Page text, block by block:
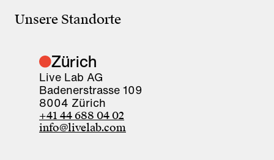
Unsere Standorte
Zürich
Live Lab AG
Badenerstrasse 109
8004 Zürich
+41 44 688 04 02
info@livelab.com